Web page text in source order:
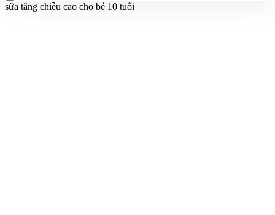
sữa tăng chiều cao cho bé 10 tuổi